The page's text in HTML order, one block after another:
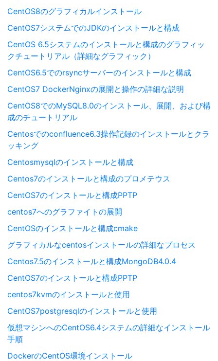
CentOS8のグラフィカルインストール
CentOS7システムでのJDKのインストールと構成
CentOS 6.5システムのインストールと構成のグラフィッ
クチュートリアル（詳細なグラフィック）
CentOS6.5でのrsyncサーバーのインストールと構成
CentOS7 DockerNginxの展開と操作の詳細な説明
CentOS8でのMySQL8.0のインストール、展開、および構
成のチュートリアル
Centosでのconfluence6.3操作記録のインストールとクラ
ッキング
Centosmysqlのインストールと構成
Centos7のインストールと構成のプロメテウス
CentOS7のインストールと構成PPTP
centos7へのグラファイトの展開
CentOSのインストールと構成cmake
グラフィカルなcentosインストールの詳細なプロセス
Centos7.5のインストールと構成MongoDB4.0.4
CentOS7のインストールと構成PPTP
centos7kvmのインストールと使用
CentOS7postgresqlのインストールと使用
仮想マシンへのCentOS6.4システムの詳細なインストール
手順
DockerのCentOS環境インストール